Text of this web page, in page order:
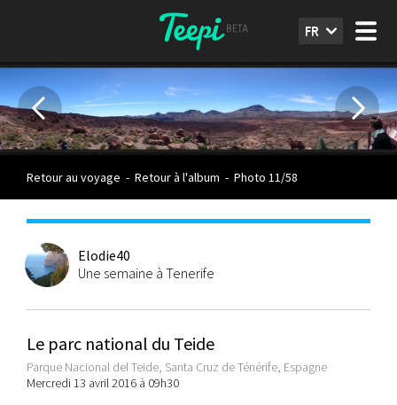
FR
Retour au voyage - Retour à l'album - Photo 11/58
Elodie40
Une semaine à Tenerife
Le parc national du Teide
Parque Nacional del Teide, Santa Cruz de Ténérife, Espagne
Mercredi 13 avril 2016 à 09h30